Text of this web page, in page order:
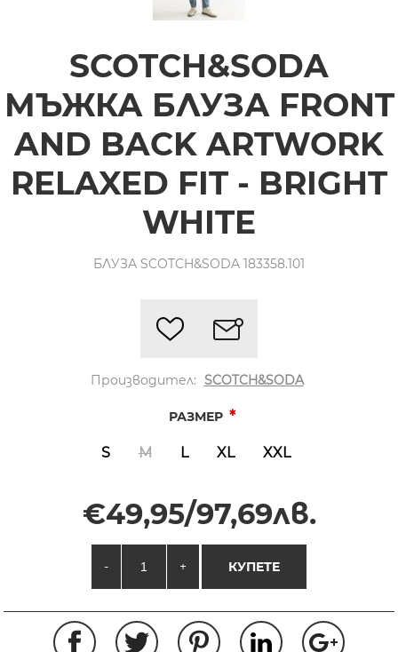
SCOTCH&SODA
МЪЖКА БЛУЗА FRONT
AND BACK ARTWORK
RELAXED FIT - BRIGHT
WHITE
БЛУЗА SCOTCH&SODA 183358.101
Производител: SCOTCH&SODA
РАЗМЕР *
S M L XL XXL
€49,95/97,69лв.
- + КУПЕТЕ